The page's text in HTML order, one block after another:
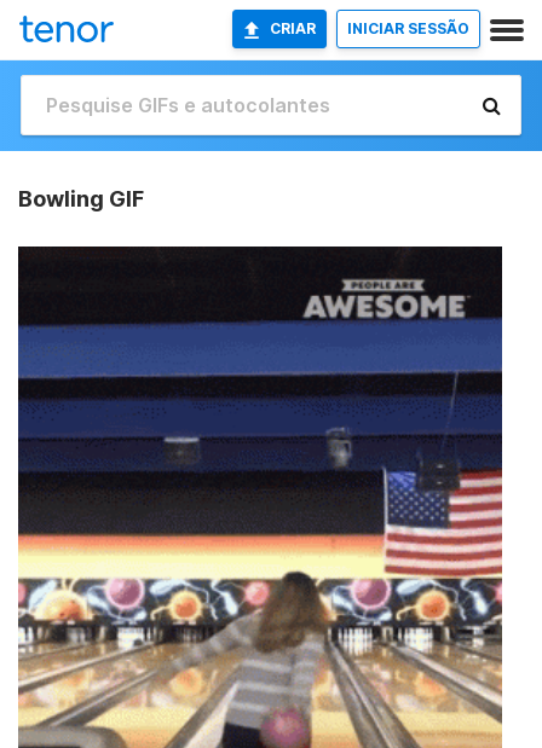
CRIAR INICIAR SESSÃO
Bowling GIF